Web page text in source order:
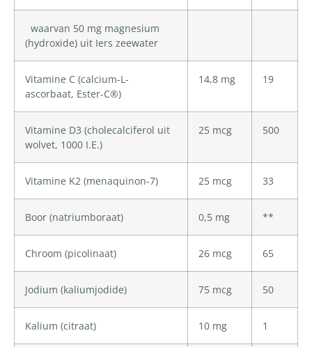
waarvan 50 mg magnesium
(hydroxide) uit Iers zeewater
Vitamine C (calcium-L-
ascorbaat, Ester-C®)
14,8 mg 19
Vitamine D3 (cholecalciferol uit
wolvet, 1000 I.E.)
25 mcg 500
Vitamine K2 (menaquinon-7) 25 mcg 33
Boor (natriumboraat) 0,5 mg **
Chroom (picolinaat) 26 mcg 65
Jodium (kaliumjodide) 75 mcg 50
Kalium (citraat) 10 mg 1